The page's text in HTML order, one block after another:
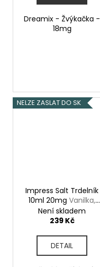
Dreamix - Žvýkačka -
18mg
NELZE ZASLAT DO SK
Impress Salt Trdelník
10ml 20mg Vanilka,
skořice, karamel
Není skladem
239 Kč
DETAIL